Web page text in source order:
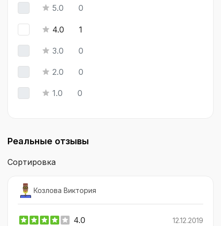
5.0 0
4.0 1
3.0 0
2.0 0
1.0 0
Реальные отзывы
Сортировка
Козлова Виктория
4.0 12.12.2019